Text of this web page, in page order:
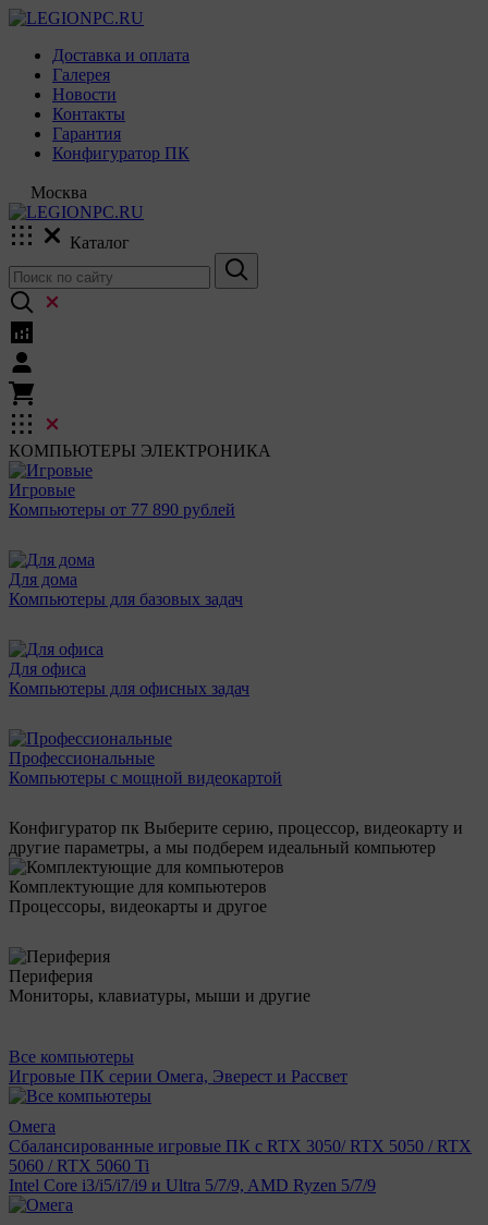
Доставка и оплата
Галерея
Новости
Контакты
Гарантия
Конфигуратор ПК
Москва
Каталог
КОМПЬЮТЕРЫ ЭЛЕКТРОНИКА
Игровые
Компьютеры от 77 890 рублей
Для дома
Компьютеры для базовых задач
Для офиса
Компьютеры для офисных задач
Профессиональные
Компьютеры с мощной видеокартой
Конфигуратор пк Выберите серию, процессор, видеокарту и
другие параметры, а мы подберем идеальный компьютер
Комплектующие для компьютеров
Процессоры, видеокарты и другое
Периферия
Мониторы, клавиатуры, мыши и другие
Все компьютеры
Игровые ПК серии Омега, Эверест и Рассвет
Омега
Сбалансированные игровые ПК с RTX 3050/ RTX 5050 / RTX
5060 / RTX 5060 Ti
Intel Core i3/i5/i7/i9 и Ultra 5/7/9, AMD Ryzen 5/7/9